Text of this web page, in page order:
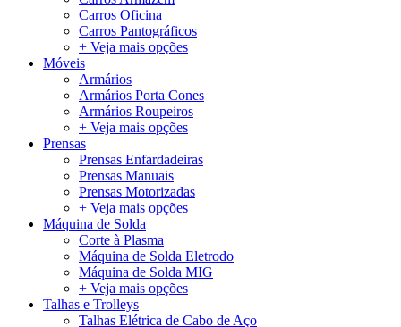
Carros Oficina
Carros Pantográficos
+ Veja mais opções
Móveis
Armários
Armários Porta Cones
Armários Roupeiros
+ Veja mais opções
Prensas
Prensas Enfardadeiras
Prensas Manuais
Prensas Motorizadas
+ Veja mais opções
Máquina de Solda
Corte à Plasma
Máquina de Solda Eletrodo
Máquina de Solda MIG
+ Veja mais opções
Talhas e Trolleys
Talhas Elétrica de Cabo de Aço